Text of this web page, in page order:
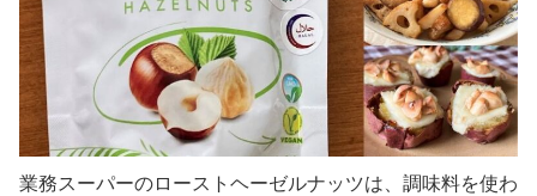
業務スーパーのローストヘーゼルナッツは、調味料を使わ